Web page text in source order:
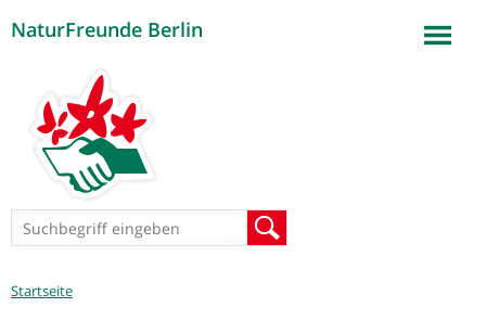
NaturFreunde Berlin
Suchformular
Sie
Startseite